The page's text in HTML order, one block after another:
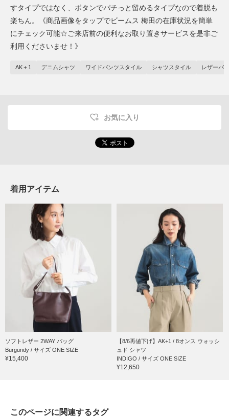
すタイプではなく、ボタンでパチっと留めるタイプなので着脱も
楽ちん。《商品画像をタップでビームス 梅田の在庫状況を簡単
にチェック可能☆ご来店前の便利なお取り置きサービスを是非ご
利用くださいませ！》
AK＋1 デニムシャツ ワイドパンツスタイル シャツスタイル レザーバ
お気に入り
着用アイテム
ソフトレザー 2WAY バッグ
Burgundy / サイズ ONE SIZE
¥15,400
【8/6再値下げ】AK+1 / 8オンス ウォッシ
ュド シャツ
INDIGO / サイズ ONE SIZE
¥12,650
このページに関連するタグ